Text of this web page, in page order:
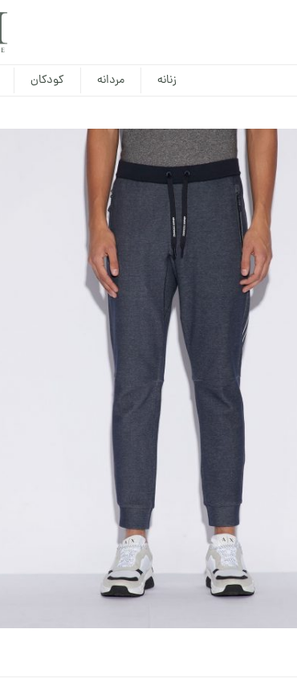
زنانه مردانه کودکان